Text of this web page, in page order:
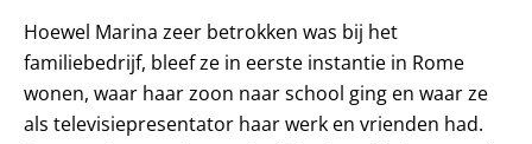
Hoewel Marina zeer betrokken was bij het
familiebedrijf, bleef ze in eerste instantie in Rome
wonen, waar haar zoon naar school ging en waar ze
als televisiepresentator haar werk en vrienden had.